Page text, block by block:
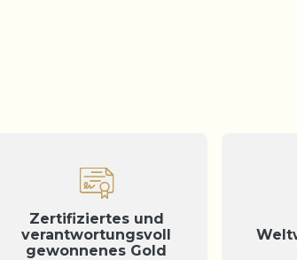
Zertifiziertes und
verantwortungsvoll
gewonnenes Gold